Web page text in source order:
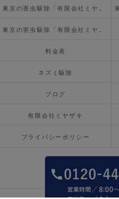
料金表
ネズミ駆除
ブログ
有限会社ミヤザキ
プライバシーポリシー